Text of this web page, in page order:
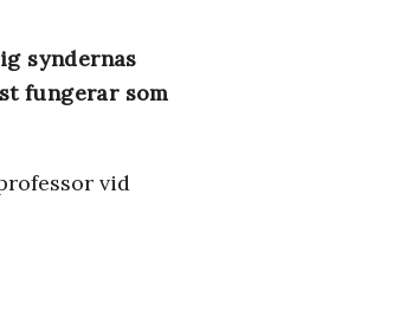
syndernas
fungerar som
vid